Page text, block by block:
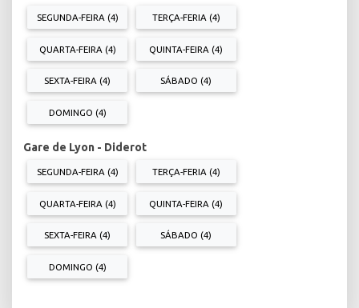
SEGUNDA-FEIRA (4) TERÇA-FERIA (4)
QUARTA-FEIRA (4) QUINTA-FEIRA (4)
SEXTA-FEIRA (4) SÁBADO (4)
DOMINGO (4)
Gare de Lyon - Diderot
SEGUNDA-FEIRA (4) TERÇA-FERIA (4)
QUARTA-FEIRA (4) QUINTA-FEIRA (4)
SEXTA-FEIRA (4) SÁBADO (4)
DOMINGO (4)